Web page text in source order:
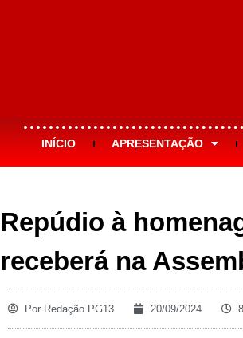
INÍCIO APRESENTAÇÃO
Repúdio à
receberá na
Por Redação PG13 20/09/2024